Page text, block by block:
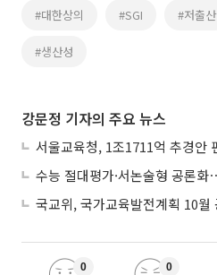
#대한상의 #SGI #저출산
#생산성
강문정 기자의 주요 뉴스
0 0